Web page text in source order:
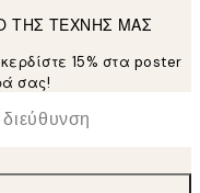
ΤΗΣ ΤΕΧΝΗΣ ΜΑΣ
15% στα poster
σας!